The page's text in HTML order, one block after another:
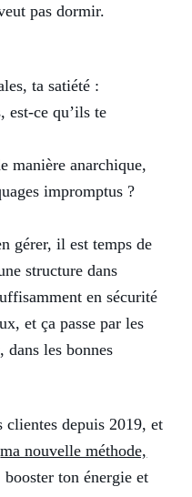
pas dormir.
ta satiété :
est-ce qu’ils te
manière anarchique,
impromptus ?
gérer, il est temps de
structure dans
en sécurité
et ça passe par les
dans les bonnes
clientes depuis 2019, et
ma nouvelle méthode,
ton énergie et